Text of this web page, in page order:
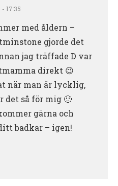
17:35
med åldern –
gjorde det
jag träffade D var
direkt 😉
när man är lycklig,
det så för mig 🙂
gärna och
badkar – igen!